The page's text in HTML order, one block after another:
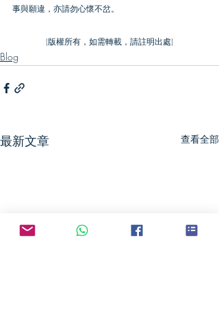
事與願違，亦請勿心懷不岔。
(版權所有，如需轉載，請註明出處)
Blog
最新文章 查看全部